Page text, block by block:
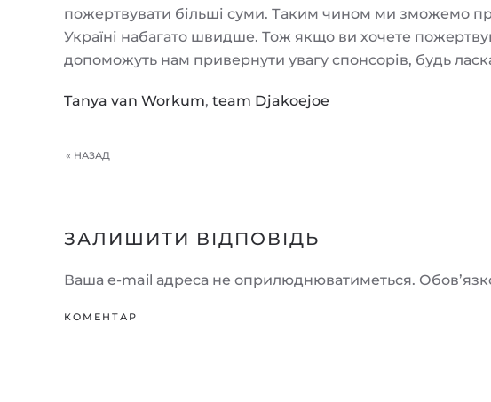
пожертвувати більші суми. Таким чином ми зможемо
Україні набагато швидше. Тож якщо ви хочете
допоможуть нам привернути увагу спонсорів, будь
Tanya van Workum, team Djakoejoe
« НАЗАД
ЗАЛИШИТИ ВІДПОВІДЬ
Ваша e-mail адреса не оприлюднюватиметься.
КОМЕНТАР